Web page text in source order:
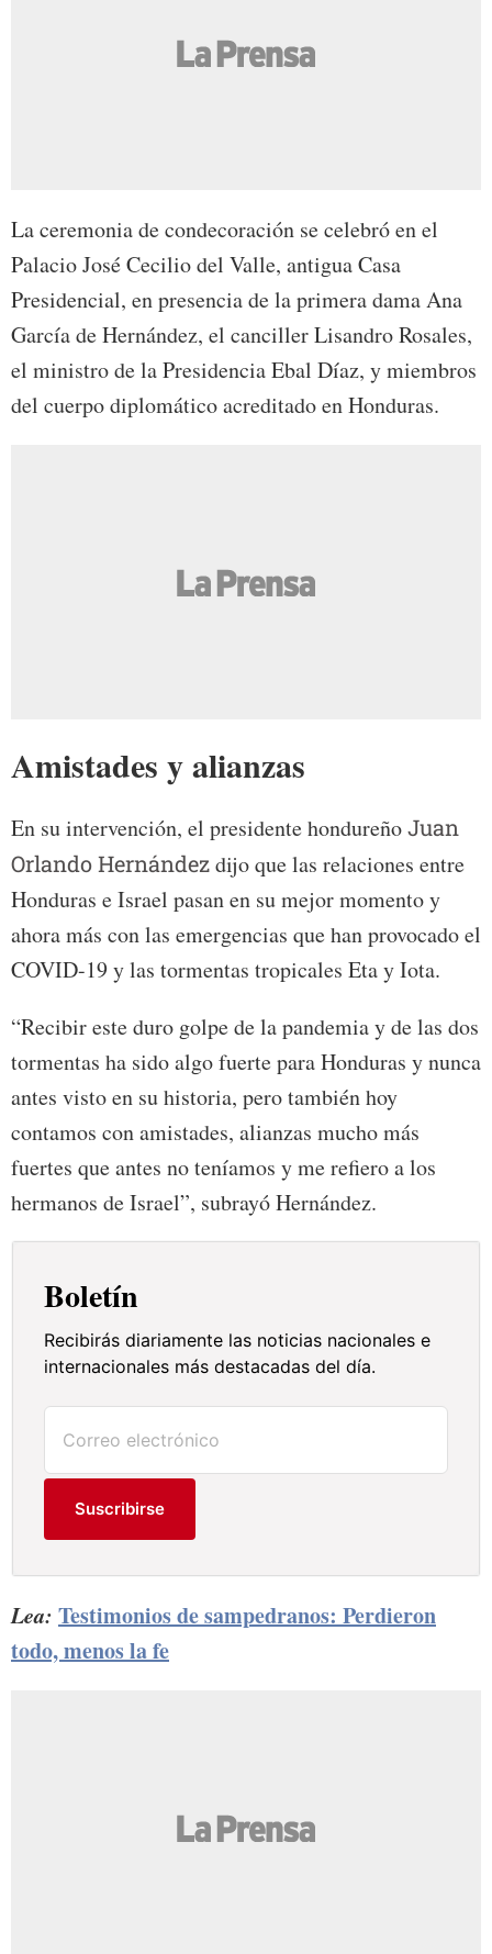
La ceremonia de condecoración se celebró en el
Palacio José Cecilio del Valle, antigua Casa
Presidencial, en presencia de la primera dama Ana
García de Hernández, el canciller Lisandro Rosales,
el ministro de la Presidencia Ebal Díaz, y miembros
del cuerpo diplomático acreditado en Honduras.
Amistades y alianzas
En su intervención, el presidente hondureñoJuan
Orlando Hernándezdijo que las relaciones entre
Honduras e Israel pasan en su mejor momento y
ahora más con las emergencias que han provocado el
COVID-19 y las tormentas tropicales Eta y Iota.
“Recibir este duro golpe de la pandemia y de las dos
tormentas ha sido algo fuerte para Honduras y nunca
antes visto en su historia, pero también hoy
contamos con amistades, alianzas mucho más
fuertes que antes no teníamos y me refiero a los
hermanos de Israel”, subrayó Hernández.
Boletín
Recibirás diariamente las noticias nacionales e
internacionales más destacadas del día.
Suscribirse
Lea: Testimonios de sampedranos: Perdieron
todo, menos la fe